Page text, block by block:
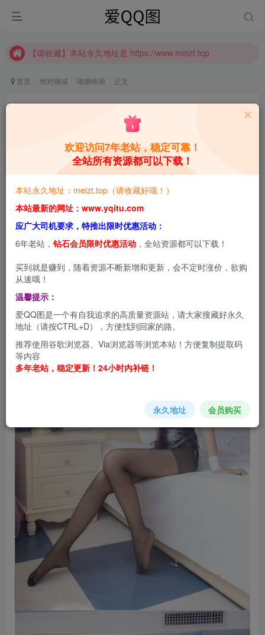
推广计划正式上线啦！可获得高额奖励哦
推广计划正式上线啦！可获得高额奖励哦
首页 绝对领域 喵糖映画 正文
4年前更新
本站预览图进行了压缩和水印，原图无压缩，无本站水
欢迎访问7年老站，稳定可靠！
全站所有资源都可以下载！
本站永久地址：meizt.top（请收藏好哦！）
本站最新的网址：www.yqitu.com
应广大司机要求，特推出限时优惠活动：
6年老站， 钻石会员限时优惠活动 ，全站资源都可以下载！
买到就是赚到，随着资源不断新增和更新，会不定时涨价，欲购
从速哦！
温馨提示：
爱QQ图是一个有自我追求的高质量资源站，请大家搜藏好永久
地址（请按CTRL+D），方便找到回家的路。
推荐使用谷歌浏览器、Via浏览器等浏览本站！方便复制提取码
等内容
多年老站，稳定更新！24小时内补链！
永久地址 会员购买